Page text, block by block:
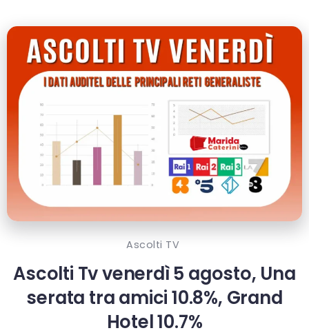
Ascolti TV
Ascolti Tv venerdì 5 agosto, Una
serata tra amici 10.8%, Grand
Hotel 10.7%